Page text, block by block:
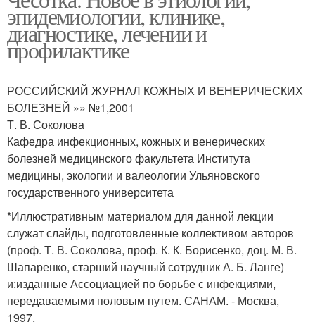
эпидемиологии, клинике,
диагностике, лечении и
профилактике
РОССИЙСКИЙ ЖУРНАЛ КОЖНЫХ И ВЕНЕРИЧЕСКИХ
БОЛЕЗНЕЙ »» №1,2001
Т. В. Соколова
Кафедра инфекционных, кожных и венерических
болезней медицинского факультета Института
медицины, экологии и валеологии Ульяновского
государственного университета
*Иллюстративным материалом для данной лекции
служат слайды, подготовленные коллективом авторов
(проф. Т. В. Соколова, проф. К. К. Борисенко, доц. М. В.
Шапаренко, старший научный сотрудник А. Б. Ланге)
и:изданные Ассоциацией по борьбе с инфекциями,
передаваемыми половым путем. САНАМ. - Москва,
1997.